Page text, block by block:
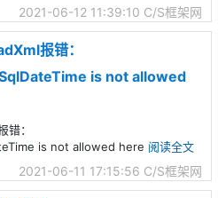
2021-06-12 11:39:10 C/S框架网
报错：
is not allowed
错：
is not allowed here 阅读全文
2021-06-11 17:15:56 C/S框架网